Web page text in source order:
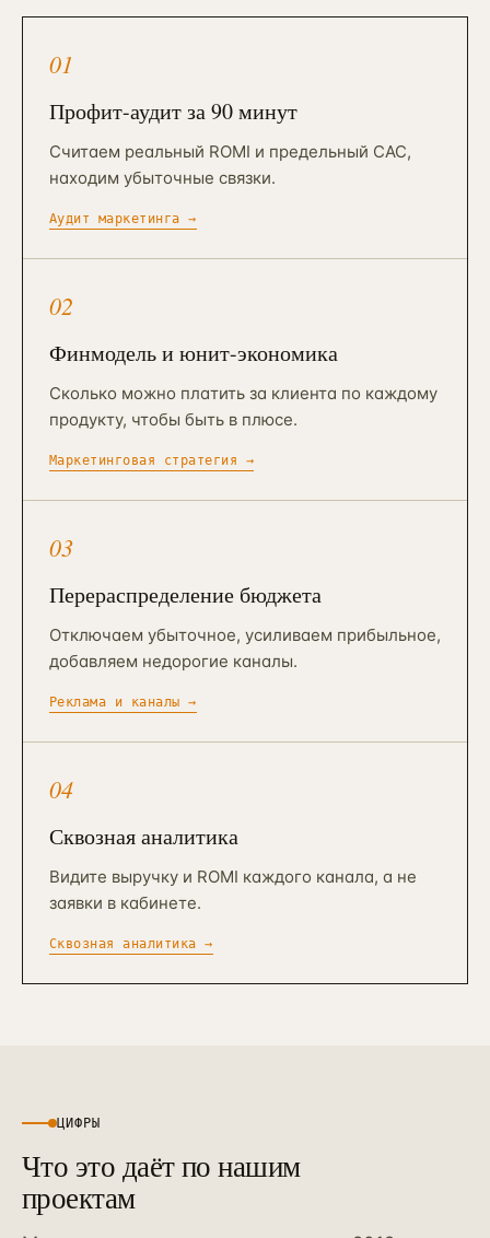
01
Профит-аудит за 90 минут
Считаем реальный ROMI и предельный CAC,
находим убыточные связки.
Аудит маркетинга →
02
Финмодель и юнит-экономика
Сколько можно платить за клиента по каждому
продукту, чтобы быть в плюсе.
Маркетинговая стратегия →
03
Перераспределение бюджета
Отключаем убыточное, усиливаем прибыльное,
добавляем недорогие каналы.
Реклама и каналы →
04
Сквозная аналитика
Видите выручку и ROMI каждого канала, а не
заявки в кабинете.
Сквозная аналитика →
ЦИФРЫ
Что это даёт по нашим
проектам